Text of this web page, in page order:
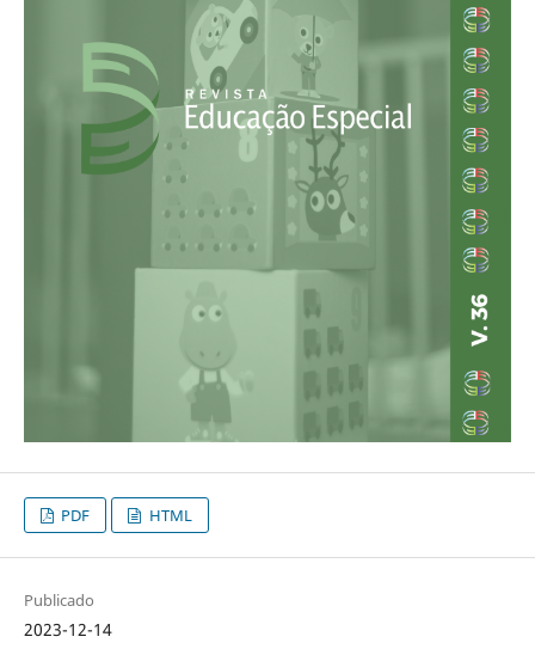
PDF HTML
Publicado
2023-12-14